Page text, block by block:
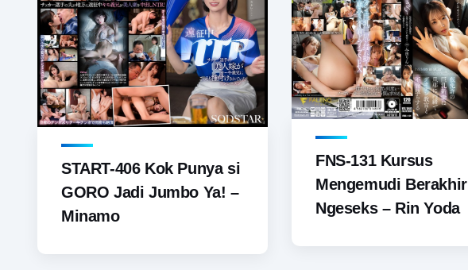
START-406 Kok Punya si
GORO Jadi Jumbo Ya! –
Minamo
FNS-131 Kursus
Mengemudi Berakhir
Ngeseks – Rin Yoda